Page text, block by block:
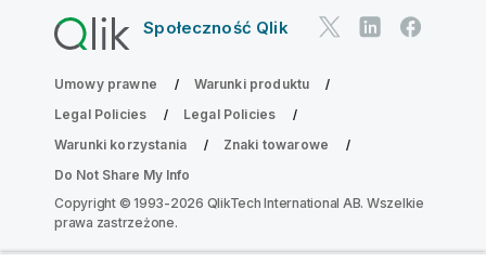
Społeczność Qlik
Umowy prawne
Warunki produktu
Legal Policies
Legal Policies
Warunki korzystania
Znaki towarowe
Do Not Share My Info
Copyright © 1993-2026 QlikTech International AB. Wszelkie
prawa zastrzeżone.